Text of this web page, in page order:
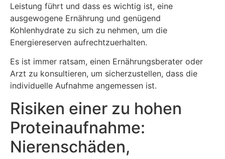
Leistung führt und dass es wichtig ist, eine
ausgewogene Ernährung und genügend
Kohlenhydrate zu sich zu nehmen, um die
Energiereserven aufrechtzuerhalten.
Es ist immer ratsam, einen Ernährungsberater oder
Arzt zu konsultieren, um sicherzustellen, dass die
individuelle Aufnahme angemessen ist.
Risiken einer zu hohen
Proteinaufnahme:
Nierenschäden,